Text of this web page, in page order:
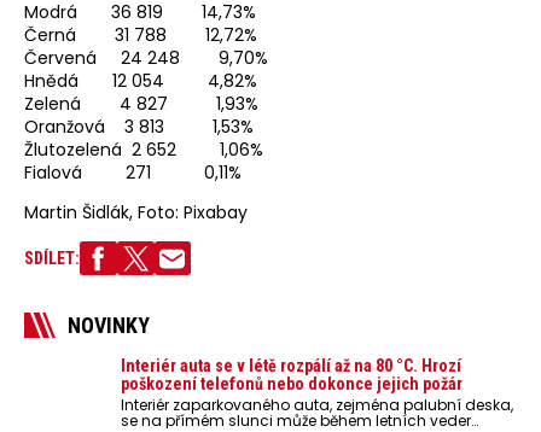
Modrá 36 819 14,73%
Černá 31 788 12,72%
Červená 24 248 9,70%
Hnědá 12 054 4,82%
Zelená 4 827 1,93%
Oranžová 3 813 1,53%
Žlutozelená 2 652 1,06%
Fialová 271 0,11%
Martin Šidlák, Foto: Pixabay
SDÍLET:
NOVINKY
Interiér auta se v létě rozpálí až na 80 °C. Hrozí
poškození telefonů nebo dokonce jejich požár
Interiér zaparkovaného auta, zejména palubní deska,
se na přímém slunci může během letních veder